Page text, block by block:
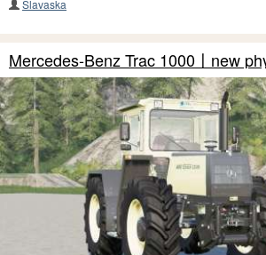
Slavaska
Mercedes-Benz Trac 1000〡new